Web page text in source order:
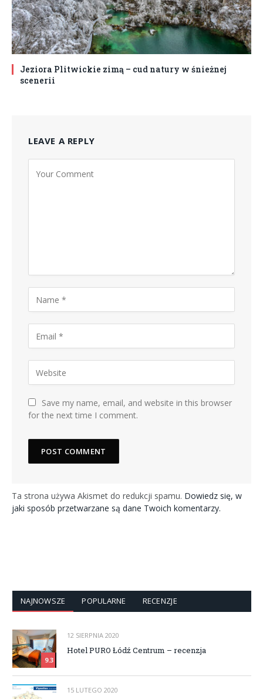
Jeziora Plitwickie zimą – cud natury w śnieżnej
scenerii
LEAVE A REPLY
Save my name, email, and website in this browser
for the next time I comment.
Ta strona używa Akismet do redukcji spamu. Dowiedz się, w
jaki sposób przetwarzane są dane Twoich komentarzy.
NAJNOWSZE POPULARNE RECENZJE
9.3
12 SIERPNIA 2020
Hotel PURO Łódź Centrum – recenzja
15 LUTEGO 2020